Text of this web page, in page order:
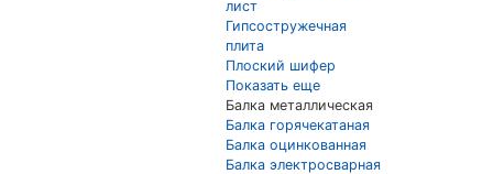
лист
Гипсостружечная
плита
Плоский шифер
Показать еще
Балка металлическая
Балка горячекатаная
Балка оцинкованная
Балка электросварная